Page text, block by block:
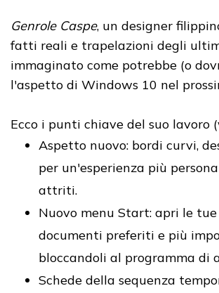
Genrole Caspe, un designer
fatti reali e trapelazioni degli
immaginato come potrebbe (o
l'aspetto di Windows 10 nel
Ecco i punti chiave del suo lavoro
Aspetto nuovo: bordi curvi,
per un'esperienza più
attriti.
Nuovo menu Start: apri le
documenti preferiti e più
bloccandoli al programma di
Schede della sequenza